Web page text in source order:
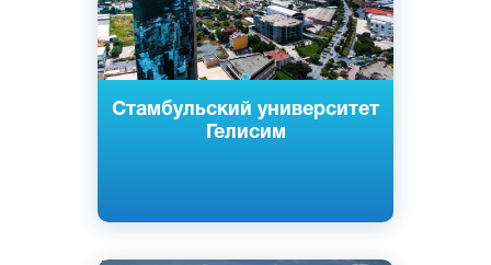
Стамбульский университет
Гелисим